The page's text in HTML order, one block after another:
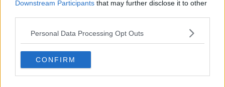
Downstream Participants that may further disclose it to other
Personal Data Processing Opt Outs
CONFIRM
infastidire. Il 6 ottobre Mercurio entrerà nel tuo segno, subito dopo,
se fossi nativo dei primi giorni del segno, potresti avere una
discussione a livello famigliare. Giornate rassicuranti e serene
arriveranno dopo il 13 ottobre, con la Luna e vari pianeti in buona
mese, specialmente intorno il 23 ottobre c’e molta chance, per
concludere un affare vantaggioso, se hai un’azienda. Una notizia
scomoda potresti avere il 29 ottobre, inerente ai soldi. Per la tua